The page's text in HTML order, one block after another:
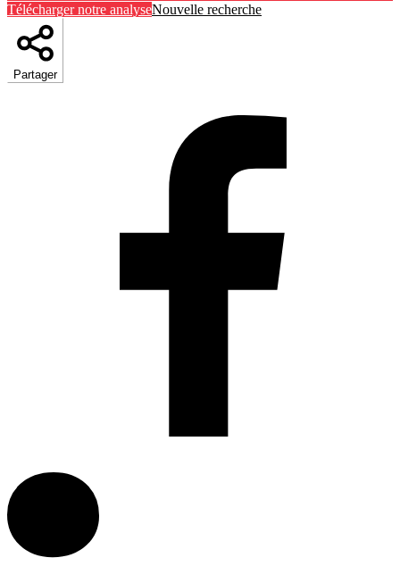
Télécharger notre analyseNouvelle recherche
Partager